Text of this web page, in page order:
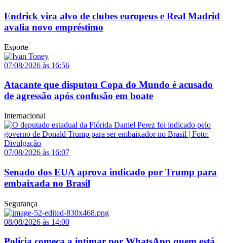
Endrick vira alvo de clubes europeus e Real Madrid
avalia novo empréstimo
Esporte
07/08/2026 às 16:56
Atacante que disputou Copa do Mundo é acusado
de agressão após confusão em boate
Internacional
07/08/2026 às 16:07
Senado dos EUA aprova indicado por Trump para
embaixada no Brasil
Segurança
08/08/2026 às 14:00